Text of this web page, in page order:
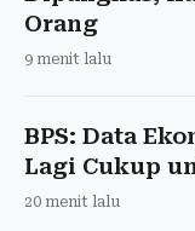
Orang
9 menit lalu
BPS: Data
Lagi Cukup
20 menit lalu